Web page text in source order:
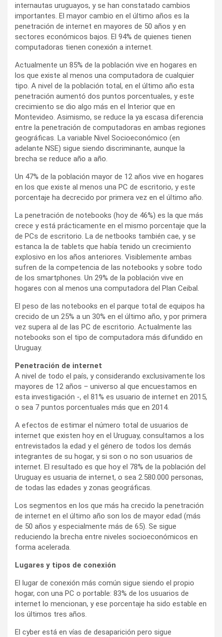
internautas uruguayos, y se han constatado cambios
importantes. El mayor cambio en el último años es la
penetración de internet en mayores de 50 años y en
sectores económicos bajos. El 94% de quienes tienen
computadoras tienen conexión a internet.
Actualmente un 85% de la población vive en hogares en
los que existe al menos una computadora de cualquier
tipo. A nivel de la población total, en el último año esta
penetración aumentó dos puntos porcentuales, y este
crecimiento se dio algo más en el Interior que en
Montevideo. Asimismo, se reduce la ya escasa diferencia
entre la penetración de computadoras en ambas regiones
geográficas. La variable Nivel Socioeconómico (en
adelante NSE) sigue siendo discriminante, aunque la
brecha se reduce año a año.
Un 47% de la población mayor de 12 años vive en hogares
en los que existe al menos una PC de escritorio, y este
porcentaje ha decrecido por primera vez en el último año.
La penetración de notebooks (hoy de 46%) es la que más
crece y está prácticamente en el mismo porcentaje que la
de PCs de escritorio. La de netbooks también cae, y se
estanca la de tablets que había tenido un crecimiento
explosivo en los años anteriores. Visiblemente ambas
sufren de la competencia de las notebooks y sobre todo
de los smartphones. Un 29% de la población vive en
hogares con al menos una computadora del Plan Ceibal.
El peso de las notebooks en el parque total de equipos ha
crecido de un 25% a un 30% en el último año, y por primera
vez supera al de las PC de escritorio. Actualmente las
notebooks son el tipo de computadora más difundido en
Uruguay.
Penetración de internet
A nivel de todo el país, y considerando exclusivamente los
mayores de 12 años – universo al que encuestamos en
esta investigación -, el 81% es usuario de internet en 2015,
o sea 7 puntos porcentuales más que en 2014.
A efectos de estimar el número total de usuarios de
internet que existen hoy en el Uruguay, consultamos a los
entrevistados la edad y el género de todos los demás
integrantes de su hogar, y si son o no son usuarios de
internet. El resultado es que hoy el 78% de la población del
Uruguay es usuaria de internet, o sea 2.580.000 personas,
de todas las edades y zonas geográficas.
Los segmentos en los que más ha crecido la penetración
de internet en el último año son los de mayor edad (más
de 50 años y especialmente más de 65). Se sigue
reduciendo la brecha entre niveles socioeconómicos en
forma acelerada.
Lugares y tipos de conexión
El lugar de conexión más común sigue siendo el propio
hogar, con una PC o portable: 83% de los usuarios de
internet lo mencionan, y ese porcentaje ha sido estable en
los últimos tres años.
El cyber está en vías de desaparición pero sigue